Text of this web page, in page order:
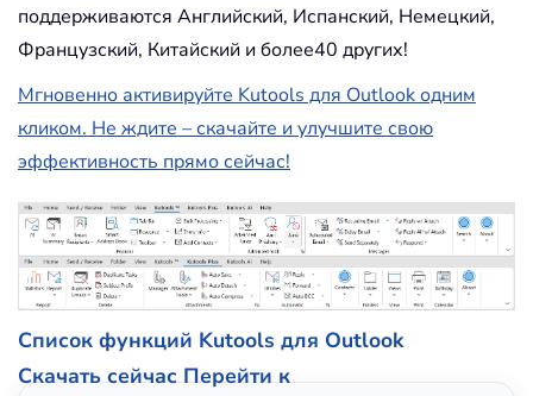
поддерживаются Английский, Испанский, Немецкий,
Французский, Китайский и более40 других!
Мгновенно активируйте Kutools для Outlook одним
кликом. Не ждите – скачайте и улучшите свою
эффективность прямо сейчас!
Список функций Kutools для Outlook
Скачать сейчас Перейти к